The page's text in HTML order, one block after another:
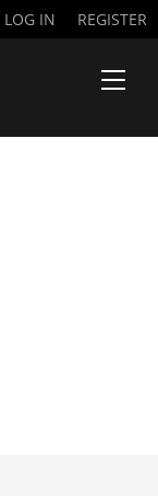
LOG IN REGISTER